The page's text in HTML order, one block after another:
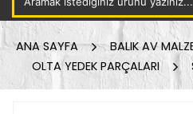
ANA SAYFA
BALIK AV
OLTA YEDEK PARÇALARI